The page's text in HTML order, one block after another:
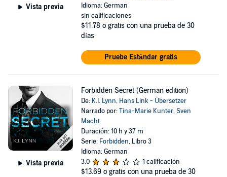
Vista previa
Idioma: German
sin calificaciones
$11.78 o gratis con una prueba de 30
días
Pruebe Estándar gratis
Vista previa
Forbidden Secret (German edition)
De: K.I. Lynn, Hans Link - Übersetzer
Narrado por:Tina-Marie Kunter,Sven
Macht
Duración: 10 h y 37 m
Serie: Forbidden, Libro 3
Idioma: German
3.0
1 calificación
$13.69 o gratis con una prueba de 30